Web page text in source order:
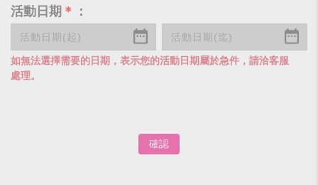
活動日期 ＊ ：
如無法選擇需要的日期，表示您的活動日期屬於急件，請洽客服
處理。
確認